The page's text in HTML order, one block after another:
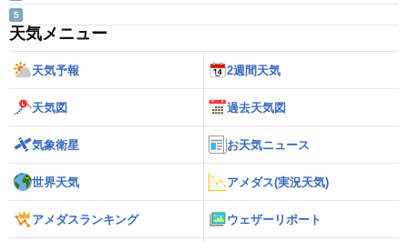
5
天気メニュー
天気予報 2週間天気
天気図 過去天気図
気象衛星 お天気ニュース
世界天気 アメダス(実況天気)
アメダスランキング ウェザーリポート